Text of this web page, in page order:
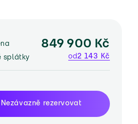
849 900 Kč
splátky od2 143 Kč
Nezávazně rezervovat